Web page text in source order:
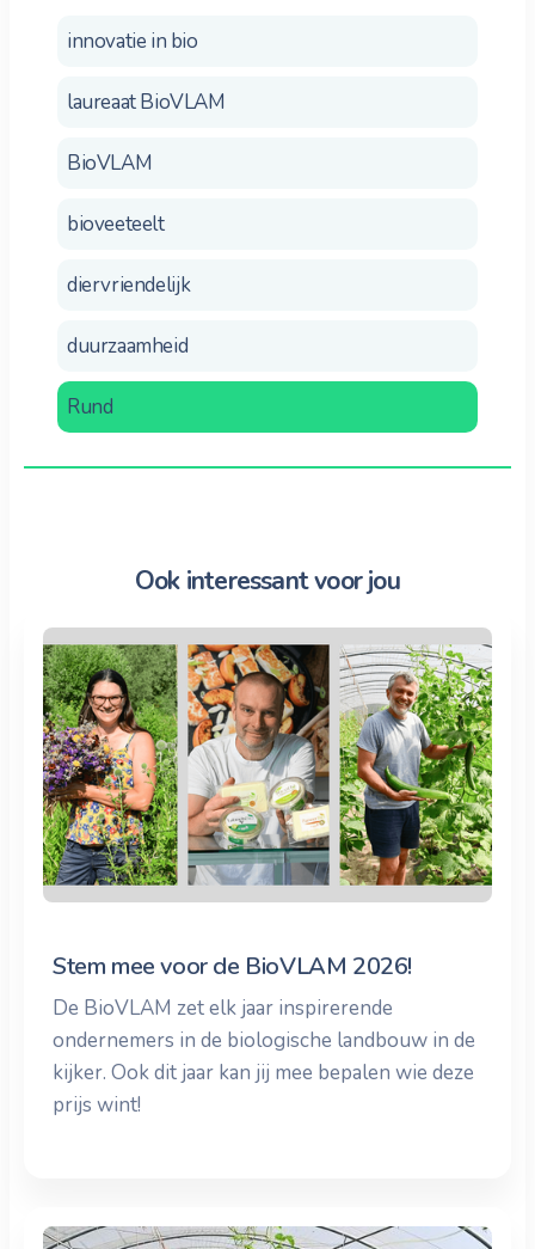
innovatie in bio
laureaat BioVLAM
BioVLAM
bioveeteelt
diervriendelijk
duurzaamheid
Rund
Ook interessant voor jou
Stem mee voor de BioVLAM 2026!
De BioVLAM zet elk jaar inspirerende
ondernemers in de biologische landbouw in de
kijker. Ook dit jaar kan jij mee bepalen wie deze
prijs wint!